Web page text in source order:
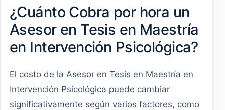
¿Cuánto Cobra por hora un
Asesor en Tesis en Maestría
en Intervención Psicológica?
El costo de la Asesor en Tesis en Maestría en
Intervención Psicológica puede cambiar
significativamente según varios factores, como